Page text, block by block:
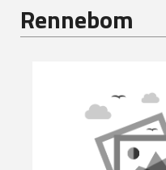
Rennebom